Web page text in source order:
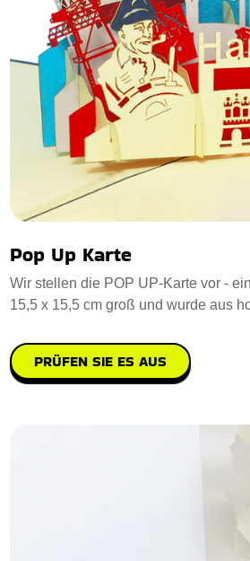
Pop Up Karte
Wir stellen die POP UP-Karte vor -
15,5 x 15,5 cm groß und wurde aus
PRÜFEN SIE ES AUS